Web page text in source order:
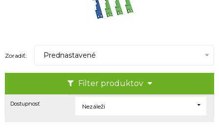
Filter produktov
Zoradiť: Prednastavené
Dostupnosť Nezáleží